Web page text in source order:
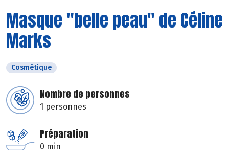
Masque "belle peau" de Céline
Marks
Cosmétique
Nombre de personnes
1 personnes
Préparation
0 min